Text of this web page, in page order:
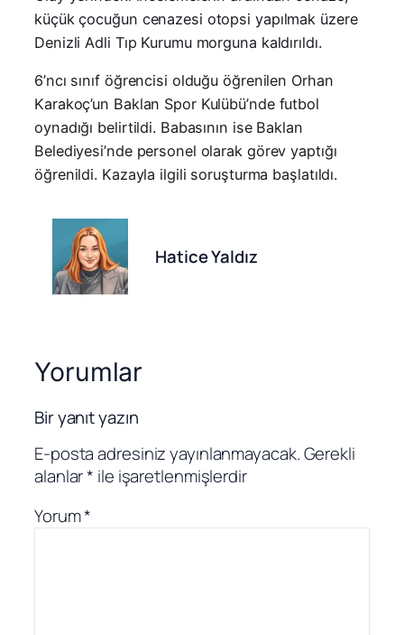
küçük çocuğun cenazesi otopsi yapılmak üzere
Denizli Adli Tıp Kurumu morguna kaldırıldı.
6’ncı sınıf öğrencisi olduğu öğrenilen Orhan
Karakoç’un Baklan Spor Kulübü’nde futbol
oynadığı belirtildi. Babasının ise Baklan
Belediyesi’nde personel olarak görev yaptığı
öğrenildi. Kazayla ilgili soruşturma başlatıldı.
Hatice Yaldız
Yorumlar
Bir yanıt yazın
E-posta adresiniz yayınlanmayacak.Gerekli
alanlar* ile işaretlenmişlerdir
Yorum*